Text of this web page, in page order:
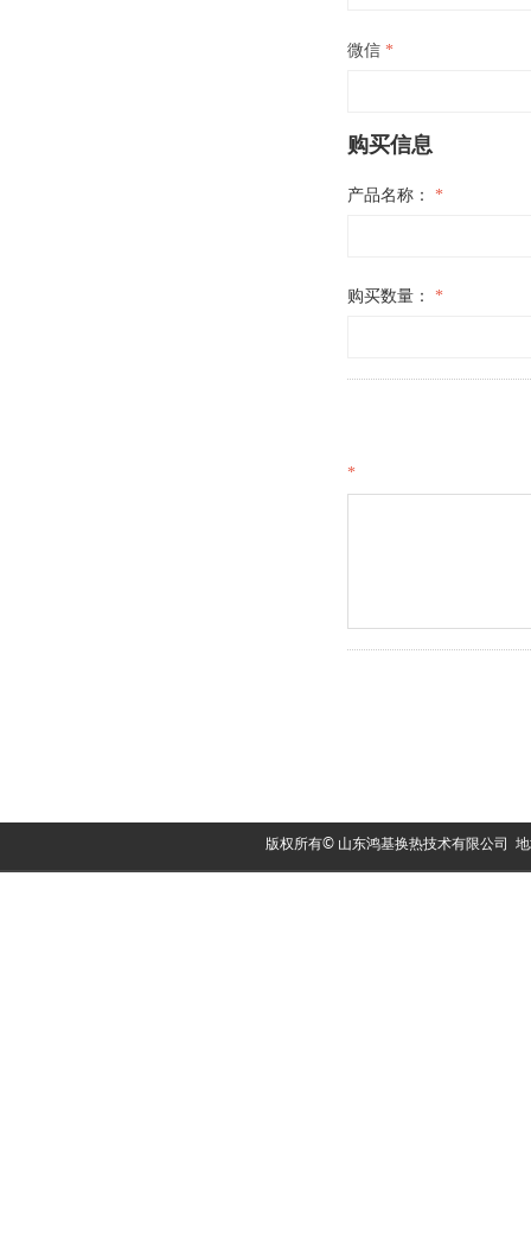
微信 *
购买信息
产品名称： *
购买数量： *
*
版权所有© 山东鸿基换热技术有限公司